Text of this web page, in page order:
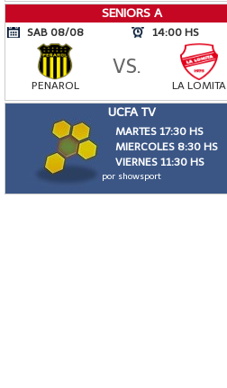
SENIORS A
SAB 08/08 14:00 HS
PENAROL
VS.
LA LOMITA
UCFA TV
MARTES 17:30 HS
MIERCOLES 8:30 HS
VIERNES 11:30 HS
por showsport